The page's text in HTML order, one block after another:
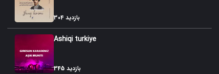
304 بازدید
Ashiqi turkiye
345 بازدید